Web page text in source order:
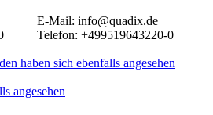
E-Mail: info@quadix.de
Telefon: +499519643220-0
haben sich ebenfalls angesehen
angesehen